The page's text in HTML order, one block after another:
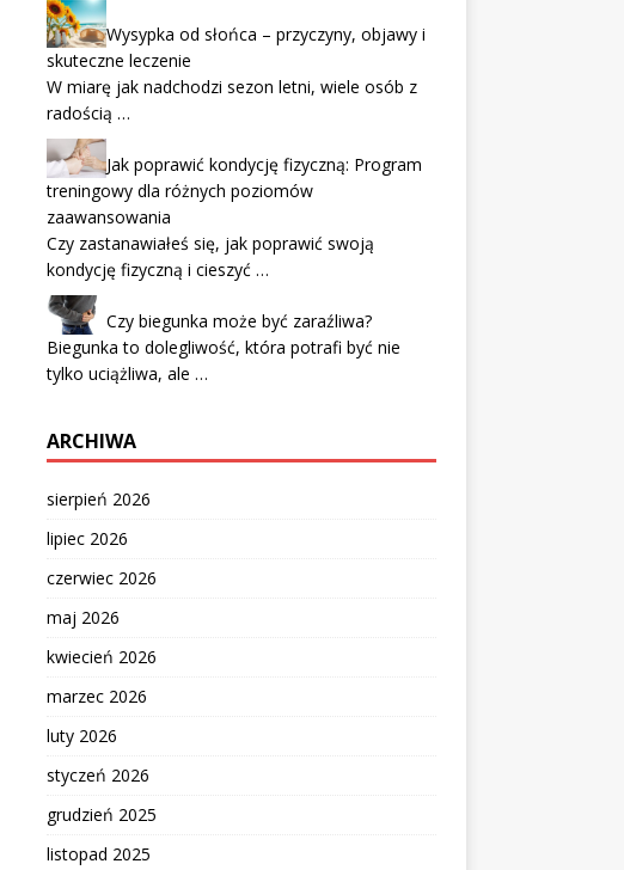
Wysypka od słońca – przyczyny, objawy i
skuteczne leczenie
W miarę jak nadchodzi sezon letni, wiele osób z
radością …
Jak poprawić kondycję fizyczną: Program
treningowy dla różnych poziomów
zaawansowania
Czy zastanawiałeś się, jak poprawić swoją
kondycję fizyczną i cieszyć …
Czy biegunka może być zaraźliwa?
Biegunka to dolegliwość, która potrafi być nie
tylko uciążliwa, ale …
ARCHIWA
sierpień 2026
lipiec 2026
czerwiec 2026
maj 2026
kwiecień 2026
marzec 2026
luty 2026
styczeń 2026
grudzień 2025
listopad 2025